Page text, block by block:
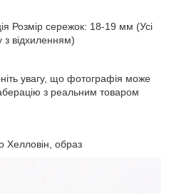
Розмір сережок: 18-19 мм (Усі
з відхиленням)
увагу, що фотографія може
з реальним товаром
Хелловін, образ